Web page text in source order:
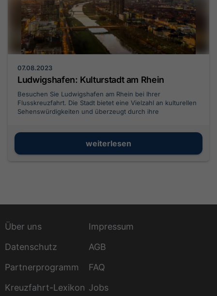
07.08.2023
Ludwigshafen: Kulturstadt am Rhein
Besuchen Sie Ludwigshafen am Rhein bei Ihrer
Flusskreuzfahrt. Die Stadt bietet eine Vielzahl an kulturellen
Sehenswürdigkeiten und überzeugt durch ihre
weiterlesen
Über uns
Impressum
Datenschutz
AGB
Partnerprogramm
FAQ
Kreuzfahrt-Lexikon Jobs